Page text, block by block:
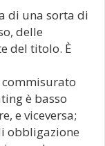
di una sorta di
delle
del titolo. È
commisurato
è basso
e viceversa;
obbligazione